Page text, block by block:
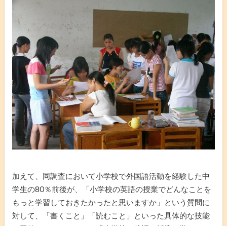
加えて、同調査において小学校で外国語活動を経験した中
学生の80％前後が、「小学校の英語の授業でどんなことを
もっと学習しておきたかったと思いますか」という質問に
対して、「書くこと」「読むこと」といった具体的な技能